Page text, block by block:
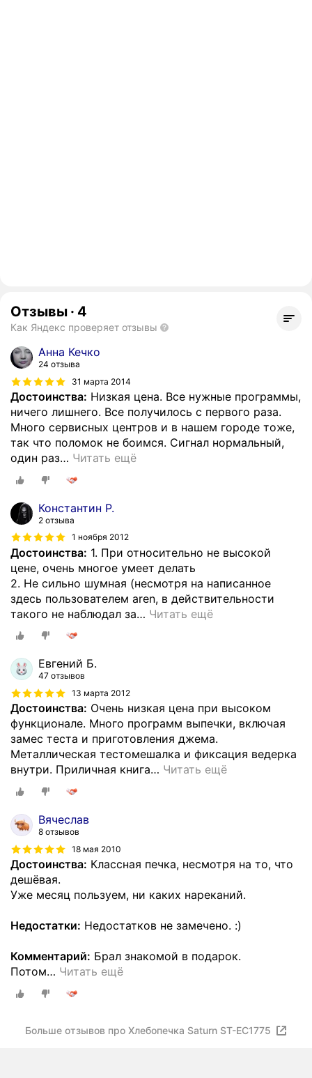
Отзывы · 4
Как Яндекс проверяет отзывы
Анна Кечко
24 отзыва
31 марта 2014
Достоинства: Низкая цена. Все нужные программы,
ничего лишнего. Все получилось с первого раза.
Много сервисных центров и в нашем городе тоже,
так что поломок не боимся. Сигнал нормальный,
один раз… Читать ещё
Константин Р.
2 отзыва
1 ноября 2012
Достоинства: 1. При относительно не высокой
цене, очень многое умеет делать
2. Не сильно шумная (несмотря на написанное
здесь пользователем aren, в действительности
такого не наблюдал за… Читать ещё
Евгений Б.
47 отзывов
13 марта 2012
Достоинства: Очень низкая цена при высоком
функционале. Много программ выпечки, включая
замес теста и приготовления джема.
Металлическая тестомешалка и фиксация ведерка
внутри. Приличная книга… Читать ещё
Вячеслав
8 отзывов
18 мая 2010
Достоинства: Классная печка, несмотря на то, что
дешёвая.
Уже месяц пользуем, ни каких нареканий.
Недостатки: Недостатков не замечено. :)
Комментарий: Брал знакомой в подарок.
Потом… Читать ещё
Больше отзывов про Хлебопечка Saturn ST-EC1775